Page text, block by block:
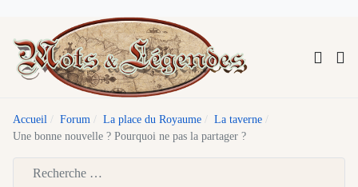
Accueil Forum La place du Royaume
La taverne
Une bonne nouvelle ? Pourquoi ne pas la partager ?